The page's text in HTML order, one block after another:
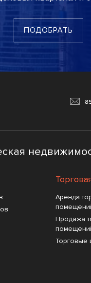
ПОДОБРАТЬ
Аренда
Продажа
Торговые